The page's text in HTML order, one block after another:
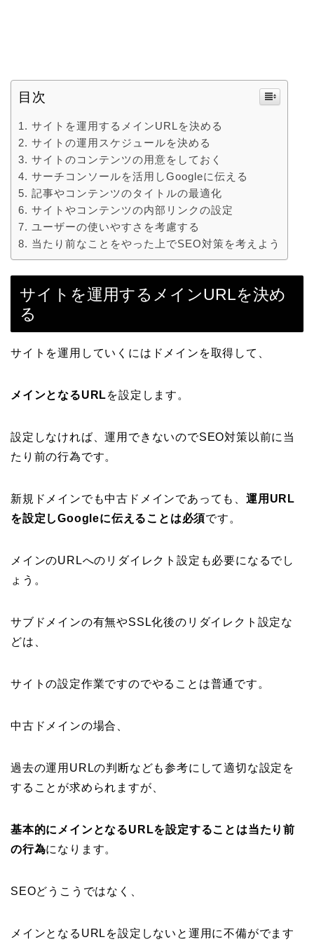
目次
サイトを運用するメインURLを決める
サイトの運用スケジュールを決める
サイトのコンテンツの用意をしておく
サーチコンソールを活用しGoogleに伝える
記事やコンテンツのタイトルの最適化
サイトやコンテンツの内部リンクの設定
ユーザーの使いやすさを考慮する
当たり前なことをやった上でSEO対策を考えよう
サイトを運用するメインURLを決め
る
サイトを運用していくにはドメインを取得して、
メインとなるURLを設定します。
設定しなければ、運用できないのでSEO対策以前に当
たり前の行為です。
新規ドメインでも中古ドメインであっても、 運用URL
を設定しGoogleに伝えることは必須です。
メインのURLへのリダイレクト設定も必要になるでし
ょう。
サブドメインの有無やSSL化後のリダイレクト設定な
どは、
サイトの設定作業ですのでやることは普通です。
中古ドメインの場合、
過去の運用URLの判断なども参考にして適切な設定を
することが求められますが、
基本的にメインとなるURLを設定することは当たり前
の行為になります。
SEOどうこうではなく、
メインとなるURLを設定しないと運用に不備がでます